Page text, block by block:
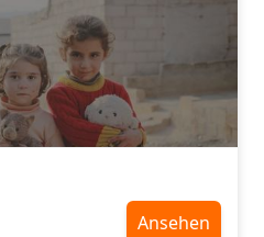
Ansehen